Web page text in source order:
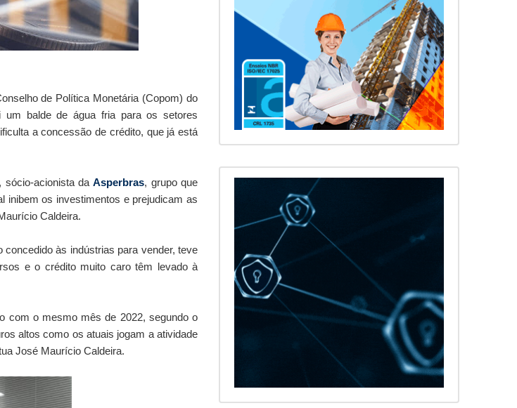
de Política Monetária (Copom) do
um balde de água fria para os setores
a concessão de crédito, que já está
sócio-acionista daAsperbras, grupo que
inibem os investimentos e prejudicam as
Caldeira.
às indústrias para vender, teve
e o crédito muito caro têm levado à
com o mesmo mês de 2022, segundo o
altos como os atuais jogam a atividade
José Maurício Caldeira.